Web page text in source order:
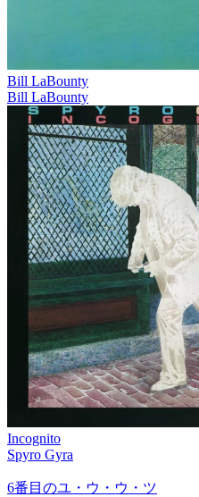
Bill LaBounty
Bill LaBounty
Incognito
Spyro Gyra
6番目のユ・ウ・ウ・ツ